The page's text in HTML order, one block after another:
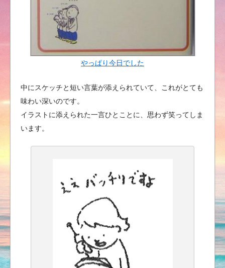
やっぱり今日でした
中にスケッチと短い言葉が添えられていて、これがとても
味わい深いのです。
イラストに添えられた一言ひとことに、思わず笑ってしま
います。